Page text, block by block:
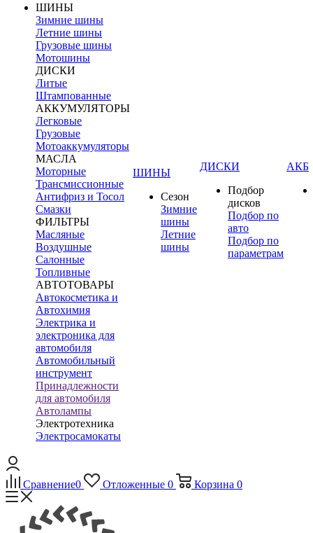
ШИНЫ
Зимние шины
Летние шины
Грузовые шины
Мотошины
ДИСКИ
Литые
Штампованные
АККУМУЛЯТОРЫ
Легковые
Грузовые
Мотоаккумуляторы
МАСЛА
Моторные
Трансмиссионные
Антифриз и Тосол
Смазки
ФИЛЬТРЫ
Масляные
Воздушные
Салонные
Топливные
АВТОТОВАРЫ
Автокосметика и
Автохимия
Электрика и
электроника для
автомобиля
Автомобильный
инструмент
Принадлежности
для автомобиля
Автолампы
Электротехника
Электросамокаты
ШИНЫ
Сезон
Зимние
шины
Летние
шины
ДИСКИ
Подбор
дисков
Подбор по
авто
Подбор по
параметрам
АКБ
Сравнение0 Отложенные 0 Корзина 0